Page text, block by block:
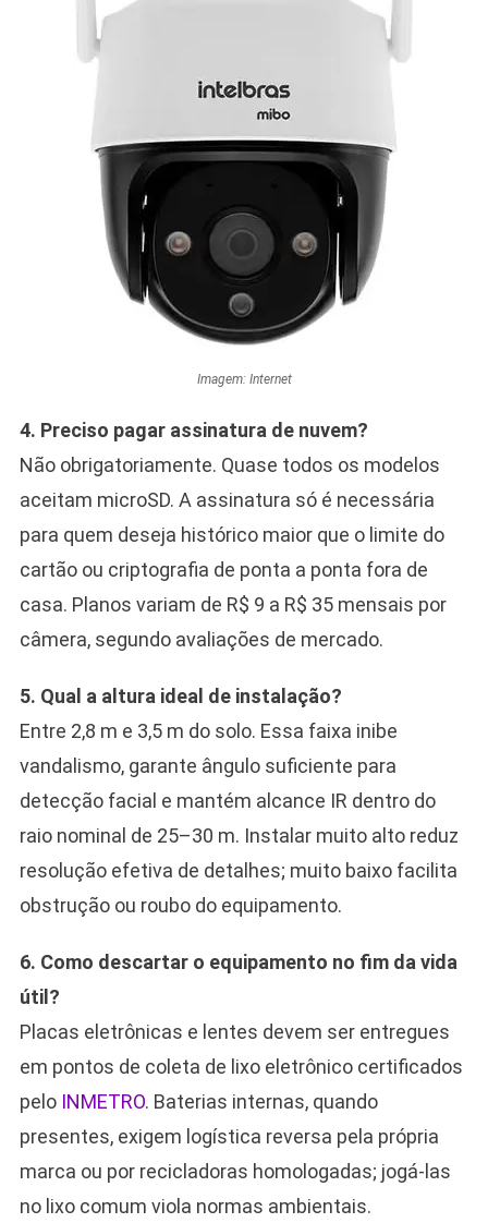
Imagem: Internet
4. Preciso pagar assinatura de nuvem?
Não obrigatoriamente. Quase todos os modelos
aceitam microSD. A assinatura só é necessária
para quem deseja histórico maior que o limite do
cartão ou criptografia de ponta a ponta fora de
casa. Planos variam de R$ 9 a R$ 35 mensais por
câmera, segundo avaliações de mercado.
5. Qual a altura ideal de instalação?
Entre 2,8 m e 3,5 m do solo. Essa faixa inibe
vandalismo, garante ângulo suficiente para
detecção facial e mantém alcance IR dentro do
raio nominal de 25–30 m. Instalar muito alto reduz
resolução efetiva de detalhes; muito baixo facilita
obstrução ou roubo do equipamento.
6. Como descartar o equipamento no fim da vida
útil?
Placas eletrônicas e lentes devem ser entregues
em pontos de coleta de lixo eletrônico certificados
pelo INMETRO. Baterias internas, quando
presentes, exigem logística reversa pela própria
marca ou por recicladoras homologadas; jogá-las
no lixo comum viola normas ambientais.